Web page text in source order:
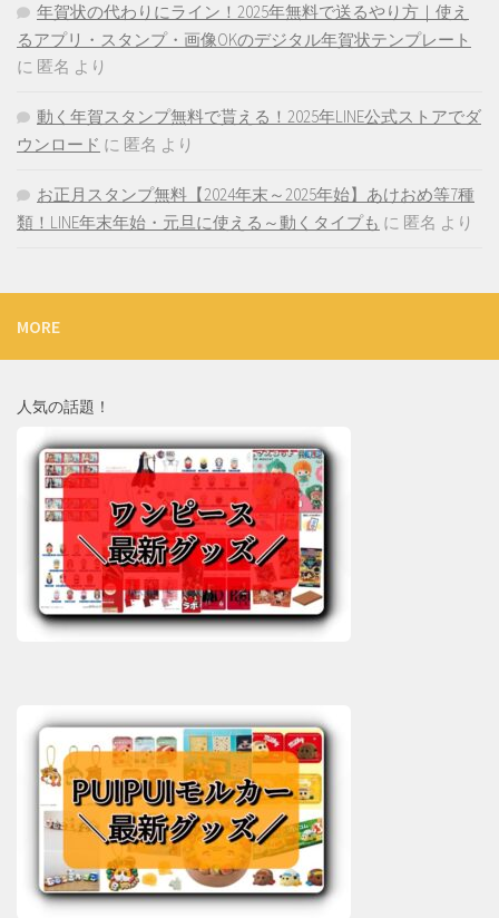
年賀状の代わりにライン！2025年無料で送るやり方｜使え
るアプリ・スタンプ・画像OKのデジタル年賀状テンプレート
に 匿名 より
動く年賀スタンプ無料で貰える！2025年LINE公式ストアでダ
ウンロード に 匿名 より
お正月スタンプ無料【2024年末～2025年始】あけおめ等7種
類！LINE年末年始・元旦に使える～動くタイプも に 匿名 より
MORE
人気の話題！